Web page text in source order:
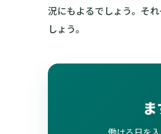
況にもよるでしょう。そ
しょう。